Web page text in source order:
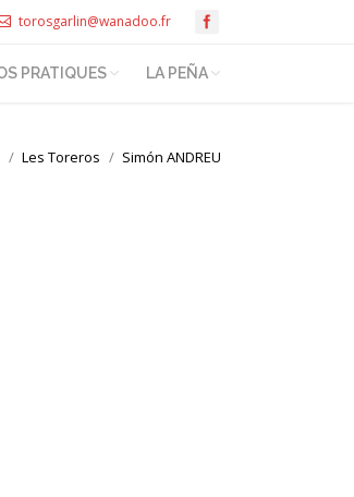
torosgarlin@wanadoo.fr
PRATIQUES LA PEÑA
Les Toreros Simón ANDREU